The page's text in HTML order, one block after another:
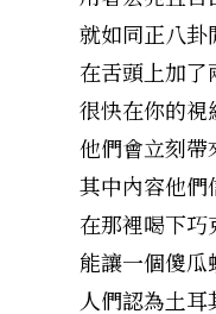
就如同正八卦
在舌頭上加了
很快在你的視
他們會立刻帶
其中內容他們
在那裡喝下巧
能讓一個傻瓜
人們認為土耳